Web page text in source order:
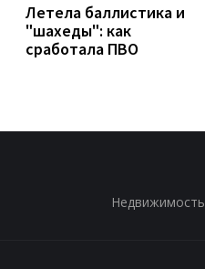
Летела баллистика и
"шахеды": как
сработала ПВО
Недвижимость